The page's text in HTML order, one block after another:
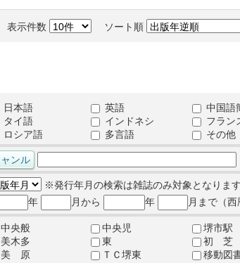
表示件数 ソート順
日本語 英語 中国語
タイ語
インドネシ フラン
ロシア語
多言語 その他
※発行年月の検索は雑誌のみ対象となります
年
月から 年 月まで（西
中央般 中央児 堺市駅
美木多
東 初 芝
美 原
ＴＣ堺東 移動図